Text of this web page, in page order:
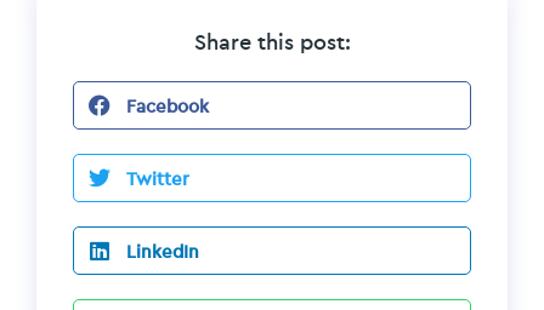
Share this post:
Facebook
Twitter
LinkedIn